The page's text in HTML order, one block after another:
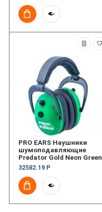
PRO EARS Наушники
шумоподавляющие
Predator Gold Neon Green
32582.19 Р